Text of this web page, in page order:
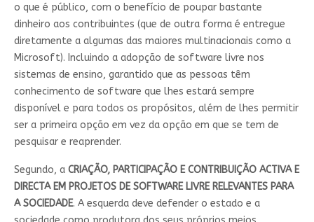
o que é público, com o benefício de poupar bastante
dinheiro aos contribuintes (que de outra forma é entregue
diretamente a algumas das maiores multinacionais como a
Microsoft). Incluindo a adopção de software livre nos
sistemas de ensino, garantido que as pessoas têm
conhecimento de software que lhes estará sempre
disponível e para todos os propósitos, além de lhes permitir
ser a primeira opção em vez da opção em que se tem de
pesquisar e reaprender.
Segundo, a CRIAÇÃO, PARTICIPAÇÃO E CONTRIBUIÇÃO ACTIVA E
DIRECTA EM PROJETOS DE SOFTWARE LIVRE RELEVANTES PARA
A SOCIEDADE. A esquerda deve defender o estado e a